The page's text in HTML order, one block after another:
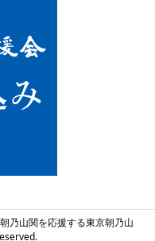
乃山関を応援する東京朝乃山